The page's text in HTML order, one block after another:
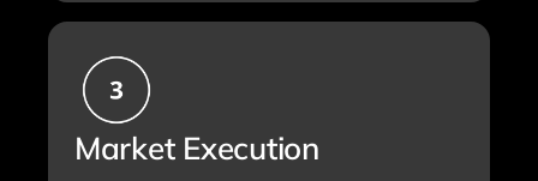
Market Execution